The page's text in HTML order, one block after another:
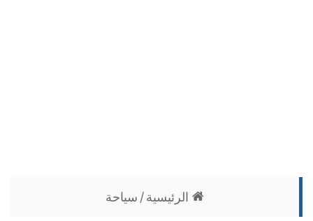
الرئيسية/ سياحة